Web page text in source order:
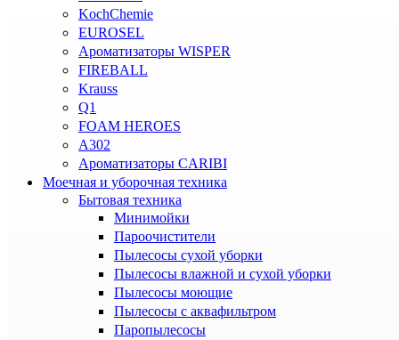
KochChemie
EUROSEL
Ароматизаторы WISPER
FIREBALL
Krauss
Q1
FOAM HEROES
A302
Ароматизаторы CARIBI
Моечная и уборочная техника
Бытовая техника
Минимойки
Пароочистители
Пылесосы сухой уборки
Пылесосы влажной и сухой уборки
Пылесосы моющие
Пылесосы с аквафильтром
Паропылесосы